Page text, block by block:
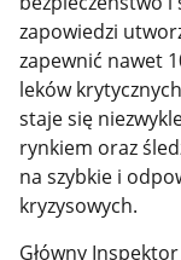
zapowiedzi
zapewnić nawet
leków
staje się
rynkiem oraz
na szybkie i
kryzysowych.
Główny